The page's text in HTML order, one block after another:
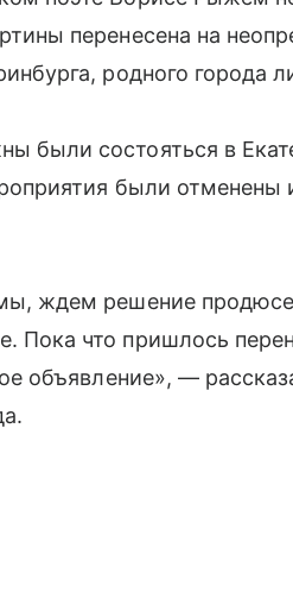
перенесена на
родного города
были состояться в
были отменены
ждем решение
Пока что пришлось
объявление», —